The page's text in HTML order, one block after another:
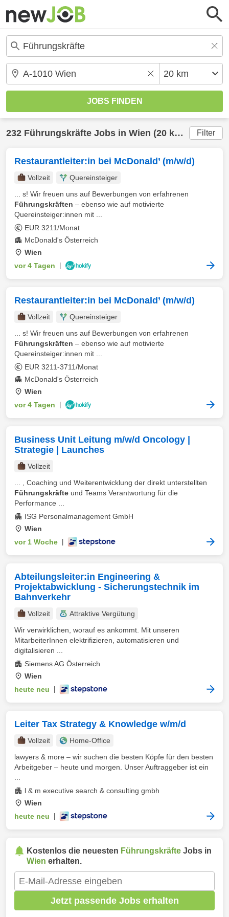
232 Führungskräfte Jobs in Wien (20 km) gefunden Filter
Restaurantleiter:in bei McDonald’ (m/w/d)
Vollzeit
Quereinsteiger
... s! Wir freuen uns auf Bewerbungen von erfahrenen
Führungskräften – ebenso wie auf motivierte
Quereinsteiger:innen mit ...
EUR 3211/Monat
McDonald's Österreich
Wien
vor 4 Tagen
Restaurantleiter:in bei McDonald’ (m/w/d)
Vollzeit
Quereinsteiger
... s! Wir freuen uns auf Bewerbungen von erfahrenen
Führungskräften – ebenso wie auf motivierte
Quereinsteiger:innen mit ...
EUR 3211-3711/Monat
McDonald's Österreich
Wien
vor 4 Tagen
Business Unit Leitung m/w/d Oncology |
Strategie | Launches
Vollzeit
... , Coaching und Weiterentwicklung der direkt unterstellten
Führungskräfte und Teams Verantwortung für die
Performance ...
ISG Personalmanagement GmbH
Wien
vor 1 Woche
Abteilungsleiter:in Engineering &
Projektabwicklung - Sicherungstechnik im
Bahnverkehr
Vollzeit
Attraktive Vergütung
Wir verwirklichen, worauf es ankommt. Mit unseren
MitarbeiterInnen elektrifizieren, automatisieren und
digitalisieren ...
Siemens AG Österreich
Wien
heute neu
Leiter Tax Strategy & Knowledge w/m/d
Vollzeit
Home-Office
lawyers & more – wir suchen die besten Köpfe für den besten
Arbeitgeber – heute und morgen. Unser Auftraggeber ist ein
l & m executive search & consulting gmbh
Wien
heute neu
Kostenlos die neuesten Führungskräfte Jobs in
Wien erhalten.
Jetzt passende Jobs erhalten